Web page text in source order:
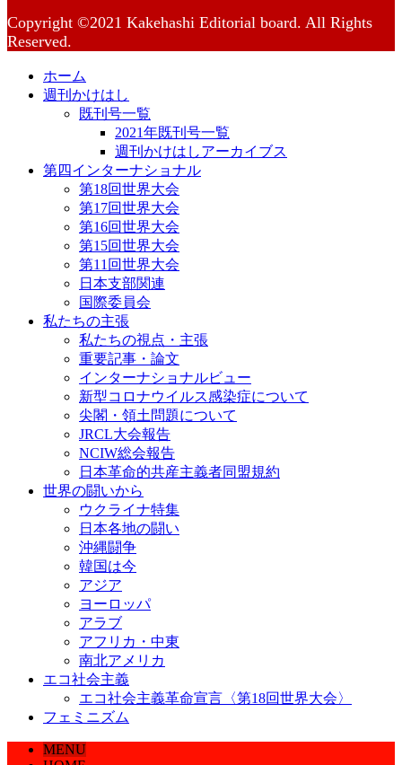
Copyright ©2021 Kakehashi Editorial board. All Rights
Reserved.
ホーム
週刊かけはし
既刊号一覧
2021年既刊号一覧
週刊かけはしアーカイブス
第四インターナショナル
第18回世界大会
第17回世界大会
第16回世界大会
第15回世界大会
第11回世界大会
日本支部関連
国際委員会
私たちの主張
私たちの視点・主張
重要記事・論文
インターナショナルビュー
新型コロナウイルス感染症について
尖閣・領土問題について
JRCL大会報告
NCIW総会報告
日本革命的共産主義者同盟規約
世界の闘いから
ウクライナ特集
日本各地の闘い
沖縄闘争
韓国は今
アジア
ヨーロッパ
アラブ
アフリカ・中東
南北アメリカ
エコ社会主義
エコ社会主義革命宣言〈第18回世界大会〉
フェミニズム
MENU